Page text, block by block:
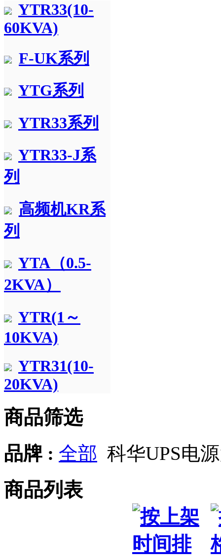
YTR33(10-
60KVA)
F-UK系列
YTG系列
YTR33系列
YTR33-J系
列
高频机KR系
列
YTA（0.5-
2KVA）
YTR(1～
10KVA)
YTR31(10-
20KVA)
商品筛选
品牌 : 全部 科华UPS电
商品列表